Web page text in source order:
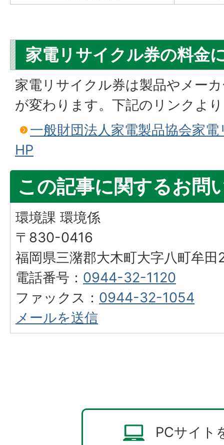
家電リサイクル券の料金
家電リサイクル券は製品やメー
が変わります。下記のリンクよ
一般財団法人家電製品協会家
HP
この記事に関するお問
環境課 環境係
〒830-0416
福岡県三潴郡大木町大字八町牟
電話番号： 0944-32-1120
ファックス： 0944-32-1054
メールを送信
PCサイト